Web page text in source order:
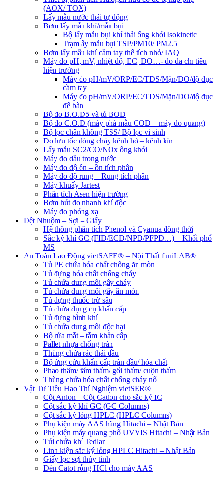
(AOX/ TOX)
Lấy mẫu nước thải tự động
Bơm lấy mẫu khí/mẫu bụi
Bộ lấy mẫu bụi khí thải ống khói Isokinetic
Trạm ấy mẫu bụi TSP/PM10/ PM2.5
Bơm lấy mẫu khí cầm tay thể tích nhỏ/ IAQ
Máy đo pH, mV, nhiệt độ, EC, DO…- đo đa chỉ tiêu
hiện trường
Máy đo pH/mV/ORP/EC/TDS/Mặn/DO/độ đục
cầm tay
Máy đo pH/mV/ORP/EC/TDS/Mặn/DO/độ đục
để bàn
Bộ đo B.O.D5 và tủ BOD
Bộ đo C.O.D (máy phá mẫu COD – máy đo quang)
Bộ lọc chân không TSS/ Bộ lọc vi sinh
Đo lưu tốc dòng chảy kênh hở – kênh kín
Lấy mẫu SO2/CO/NOx ống khói
Máy đo dầu trong nước
Máy đo độ ồn – ồn tích phân
Máy đo độ rung – Rung tích phân
Máy khuấy Jartest
Phân tích Asen hiện trường
Bơm hút đo nhanh khí độc
Máy đo phóng xạ
Dệt Nhuộm – Sợi – Giấy
Hệ thống phân tích Phenol và Cyanua đồng thời
Sắc ký khí GC (FID/ECD/NPD/PFPD…) – Khối phổ
MS
An Toàn Lao Động vietSAFE® – Nội Thất funiLAB®
Tủ PE chứa hóa chất chống ăn mòn
Tủ đựng hóa chất chống cháy
Tủ chứa dung môi gây cháy
Tủ chứa dung môi gây ăn mòn
Tủ đựng thuốc trừ sâu
Tủ chứa dụng cụ khẩn cấp
Tủ đựng bình khí
Tủ chứa dung môi độc hại
Bộ rửa mắt – tắm khẩn cấp
Pallet nhựa chống tràn
Thùng chứa rác thải dầu
Bộ ứng cứu khẩn cấp tràn dầu/ hóa chất
Phao thấm/ tấm thấm/ gối thấm/ cuộn thấm
Thùng chứa hóa chất chống cháy nổ
Vật Tư Tiêu Hao Thí Nghiệm vietSER®
Cột Anion – Cột Cation cho sắc ký IC
Cột sắc ký khí GC (GC Columns)
Cột sắc ký lỏng HPLC (HPLC Columns)
Phụ kiện máy AAS hãng Hitachi – Nhật Bản
Phụ kiện máy quang phổ UVVIS Hitachi – Nhật Bản
Túi chứa khí Tedlar
Linh kiện sắc ký lỏng HPLC Hitachi – Nhật Bản
Giấy lọc sợi thủy tinh
Đèn Catot rỗng HCl cho máy AAS